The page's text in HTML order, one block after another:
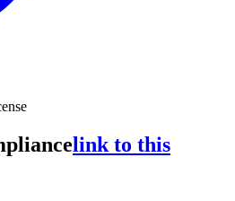
link to this